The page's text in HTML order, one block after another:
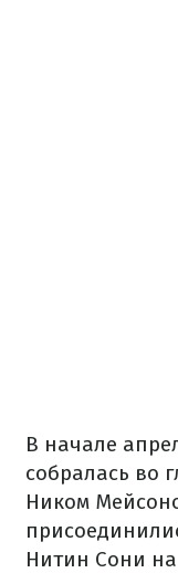
В начале
собралась во
Ником
Нитин Сони